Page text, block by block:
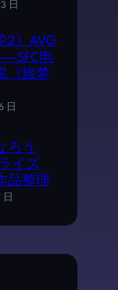
日
2》AVG
电
《旅梦
日
ろう
イズ
品整理
日